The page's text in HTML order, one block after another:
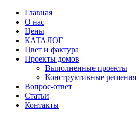
Главная
О нас
Цены
КАТАЛОГ
Цвет и фактура
Проекты домов
Выполненные проекты
Конструктивные решения
Вопрос-ответ
Статьи
Контакты